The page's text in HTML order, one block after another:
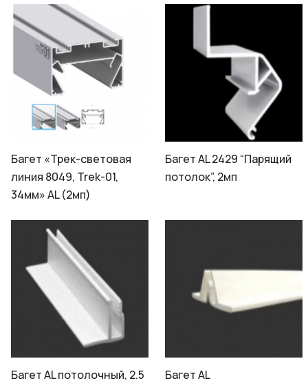
Багет «Трек-световая
линия 8049, Trek-01,
34мм» AL (2мп)
Багет AL 2429 “Парящий
потолок”, 2мп
Багет AL потолочный, 2.5
Багет AL